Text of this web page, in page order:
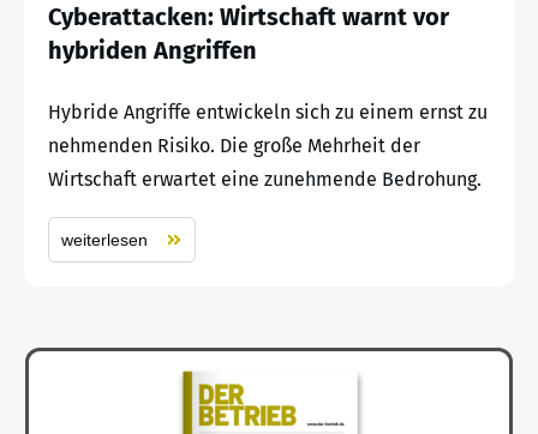
Cyberattacken: Wirtschaft warnt vor
hybriden Angriffen
Hybride Angriffe entwickeln sich zu einem ernst zu
nehmenden Risiko. Die große Mehrheit der
Wirtschaft erwartet eine zunehmende Bedrohung.
weiterlesen